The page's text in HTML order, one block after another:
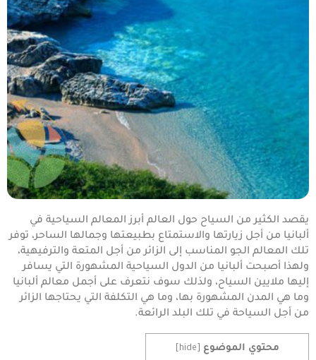
يقصد الكثير من السياح حول العالم أبرز المعالم السياحية في
ألبانيا من أجل زيارتها والاستمتاع بطبيعتها وجمالها الساحر، توفر
تلك المعالم الجو المناسب إلى الزائر من أجل المتعة والترفيهية،
ولهذا أصبحت ألبانيا من الدول السياحية المشهورة التي يسافر
إليها ملايين السياح، ولذلك سوف نتعرف على أجمل معالم ألبانيا
وما هي المدن المشهورة بها، وما هي التكلفة التي يحتاجها الزائر
من أجل السياحة في تلك البلد الرائعة.
محتوي الموضوع hide